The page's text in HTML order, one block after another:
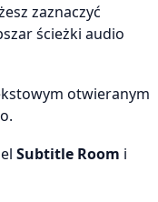
zaznaczyć
ścieżki audio
otwieranym
Subtitle Room i